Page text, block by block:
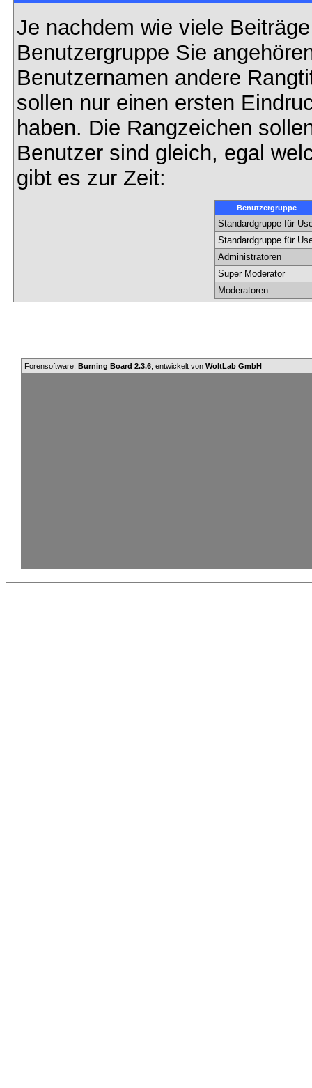
Je nachdem wie viele
Benutzergruppe Sie
Benutzernamen andere
sollen nur einen ersten
haben. Die Rangzeichen
Benutzer sind gleich, egal
gibt es zur Zeit:
Benutzergruppe
Standardgruppe für
Standardgruppe für
Administratoren
Super Moderator
Moderatoren
Forensoftware: Burning Board 2.3.6 , entwickelt von WoltLab GmbH